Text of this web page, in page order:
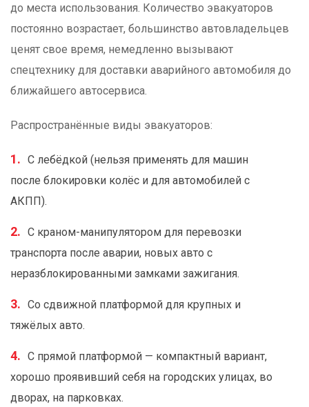
до места использования. Количество эвакуаторов
постоянно возрастает, большинство автовладельцев
ценят свое время, немедленно вызывают
спецтехнику для доставки аварийного автомобиля до
ближайшего автосервиса.
Распространённые виды эвакуаторов:
С лебёдкой (нельзя применять для машин
после блокировки колёс и для автомобилей с
АКПП).
С краном-манипулятором для перевозки
транспорта после аварии, новых авто с
неразблокированными замками зажигания.
Со сдвижной платформой для крупных и
тяжёлых авто.
С прямой платформой — компактный вариант,
хорошо проявивший себя на городских улицах, во
дворах, на парковках.